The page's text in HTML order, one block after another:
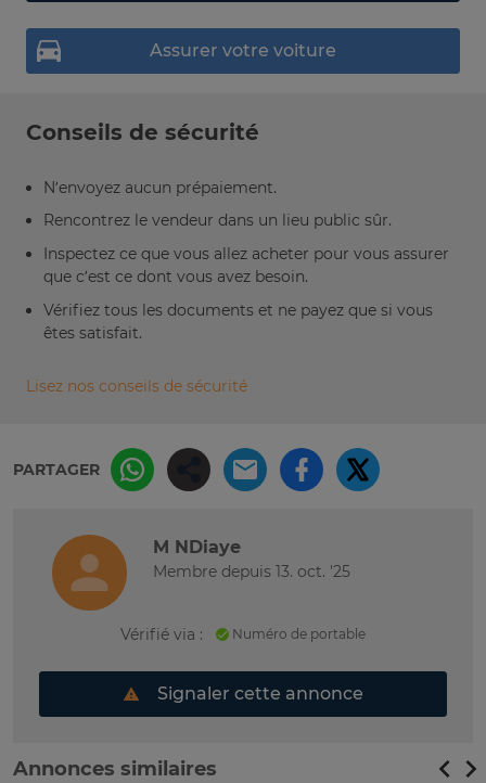
Assurer votre voiture
Conseils de sécurité
N’envoyez aucun prépaiement.
Rencontrez le vendeur dans un lieu public sûr.
Inspectez ce que vous allez acheter pour vous assurer
que c’est ce dont vous avez besoin.
Vérifiez tous les documents et ne payez que si vous
êtes satisfait.
Lisez nos conseils de sécurité
PARTAGER
M NDiaye
Membre depuis 13. oct. '25
Vérifié via : Numéro de portable
Signaler cette annonce
Annonces similaires